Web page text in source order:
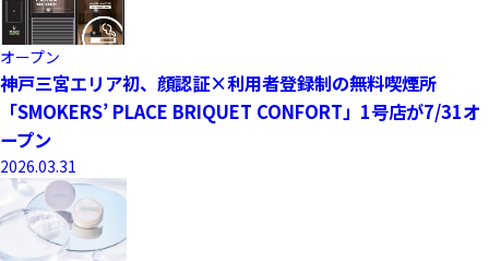
オープン
神戸三宮エリア初、顔認証×利用者登録制の無料喫煙所
「SMOKERS’ PLACE BRIQUET CONFORT」1号店が7/31オ
ープン
2026.03.31